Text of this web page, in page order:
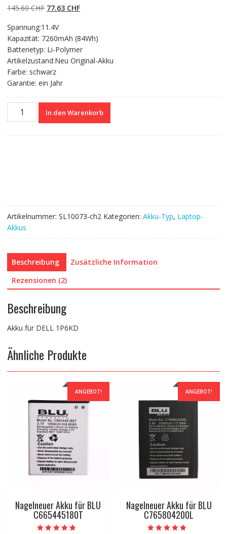
basierend auf
Kundenbewertun
145.60CHF Ursprünglicher
war:
145.60 CHF
77.63 CHFAktueller
77.63 CHF.
Spannung:11.4V
Kapazität: 7260mAh (84Wh)
Batterietyp: Li-Polymer
Artikelzustand:Neu Original-Akku
Farbe: schwarz
Garantie: ein Jahr
Nagelneuer
In den Warenkorb
Artikelnummer: SL10073-ch2 Kategorien: Akku-Typ, Laptop-
Akkus
Beschreibung
Zusätzliche Information
Rezensionen (2)
Beschreibung
Akku für DELL 1P6KD
Ähnliche Produkte
ANGEBOT!
Nagelneuer Akku für BLU
C665445180T
ANGEBOT!
Nagelneuer Akku für BLU
C765804200L